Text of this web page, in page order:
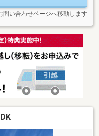
問い合わせページへ移動します